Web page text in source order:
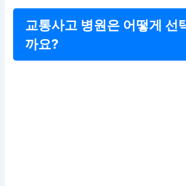
교통사고 병원은 어떻게 선
까요?